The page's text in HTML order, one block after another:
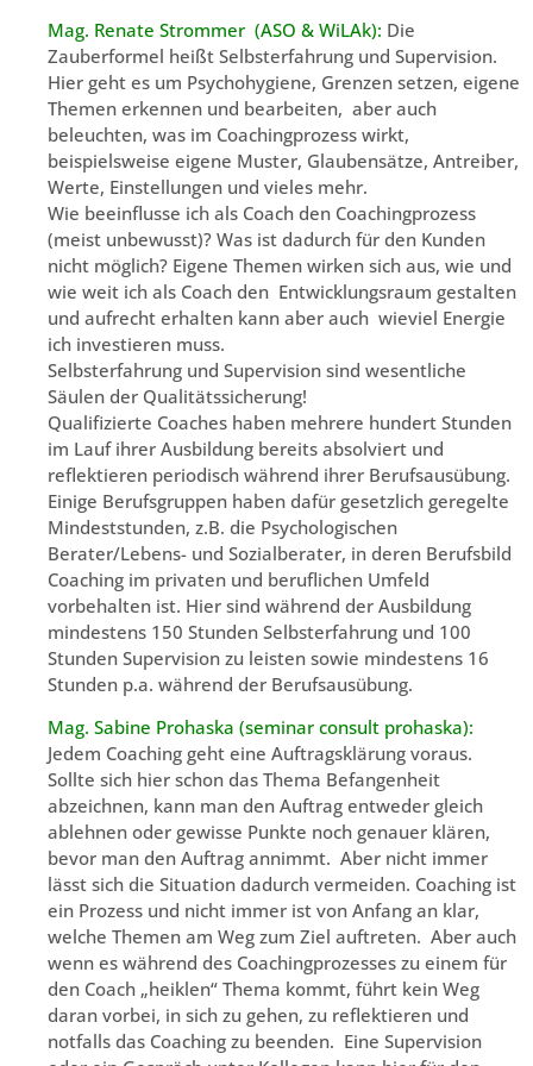
Mag. Renate Strommer (ASO & WiLAk): Die
Zauberformel heißt Selbsterfahrung und Supervision.
Hier geht es um Psychohygiene, Grenzen setzen, eigene
Themen erkennen und bearbeiten, aber auch
beleuchten, was im Coachingprozess wirkt,
beispielsweise eigene Muster, Glaubensätze, Antreiber,
Werte, Einstellungen und vieles mehr.
Wie beeinflusse ich als Coach den Coachingprozess
(meist unbewusst)? Was ist dadurch für den Kunden
nicht möglich? Eigene Themen wirken sich aus, wie und
wie weit ich als Coach den Entwicklungsraum gestalten
und aufrecht erhalten kann aber auch wieviel Energie
ich investieren muss.
Selbsterfahrung und Supervision sind wesentliche
Säulen der Qualitätssicherung!
Qualifizierte Coaches haben mehrere hundert Stunden
im Lauf ihrer Ausbildung bereits absolviert und
reflektieren periodisch während ihrer Berufsausübung.
Einige Berufsgruppen haben dafür gesetzlich geregelte
Mindeststunden, z.B. die Psychologischen
Berater/Lebens- und Sozialberater, in deren Berufsbild
Coaching im privaten und beruflichen Umfeld
vorbehalten ist. Hier sind während der Ausbildung
mindestens 150 Stunden Selbsterfahrung und 100
Stunden Supervision zu leisten sowie mindestens 16
Stunden p.a. während der Berufsausübung.
Mag. Sabine Prohaska (seminar consult prohaska):
Jedem Coaching geht eine Auftragsklärung voraus.
Sollte sich hier schon das Thema Befangenheit
abzeichnen, kann man den Auftrag entweder gleich
ablehnen oder gewisse Punkte noch genauer klären,
bevor man den Auftrag annimmt. Aber nicht immer
lässt sich die Situation dadurch vermeiden. Coaching ist
ein Prozess und nicht immer ist von Anfang an klar,
welche Themen am Weg zum Ziel auftreten. Aber auch
wenn es während des Coachingprozesses zu einem für
den Coach „heiklen“ Thema kommt, führt kein Weg
daran vorbei, in sich zu gehen, zu reflektieren und
notfalls das Coaching zu beenden. Eine Supervision